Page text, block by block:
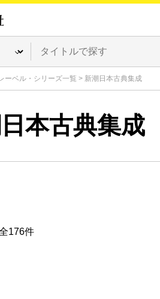
ーベル・シリーズ一覧 > 新潮日本古典集成
本古典集成
176件